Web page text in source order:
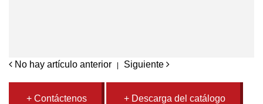
No hay artículo anterior Siguiente
+ Contáctenos + Descarga del catálogo